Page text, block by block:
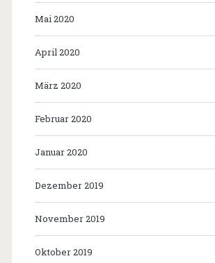
Mai 2020
April 2020
März 2020
Februar 2020
Januar 2020
Dezember 2019
November 2019
Oktober 2019